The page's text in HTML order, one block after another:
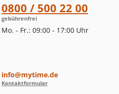
0800 / 500 22 00
gebührenfrei
Mo. - Fr.: 09:00 - 17:00 Uhr
info@mytime.de
Kontaktformular